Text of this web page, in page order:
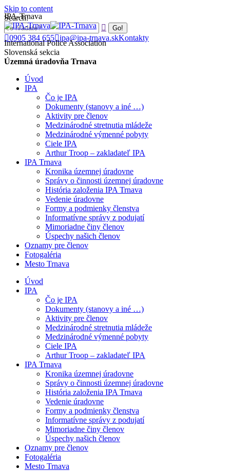
Skip to content
Search:
0905 384 655 ipa@ipa-trnava.skKontakty
IPA-Trnava
International Police Association
Slovenská sekcia
Územná úradovňa Trnava
Úvod
IPA
Čo je IPA
Dokumenty (stanovy a iné …)
Aktivity pre členov
Medzinárodné stretnutia mládeže
Medzinárodné výmenné pobyty
Ciele IPA
Arthur Troop – zakladateľ IPA
IPA Trnava
Kronika územnej úradovne
Správy o činnosti územnej úradovne
História založenia IPA Trnava
Vedenie úradovne
Formy a podmienky členstva
Informatívne správy z podujatí
Mimoriadne činy členov
Úspechy našich členov
Oznamy pre členov
Fotogaléria
Mesto Trnava
Úvod
IPA
Čo je IPA
Dokumenty (stanovy a iné …)
Aktivity pre členov
Medzinárodné stretnutia mládeže
Medzinárodné výmenné pobyty
Ciele IPA
Arthur Troop – zakladateľ IPA
IPA Trnava
Kronika územnej úradovne
Správy o činnosti územnej úradovne
História založenia IPA Trnava
Vedenie úradovne
Formy a podmienky členstva
Informatívne správy z podujatí
Mimoriadne činy členov
Úspechy našich členov
Oznamy pre členov
Fotogaléria
Mesto Trnava